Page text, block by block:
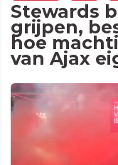
Stewards
grijpen,
hoe
van Ajax